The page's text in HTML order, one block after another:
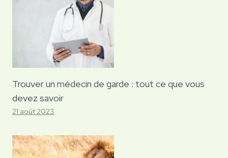
Trouver un médecin de garde : tout ce que vous
devez savoir
21 août 2023